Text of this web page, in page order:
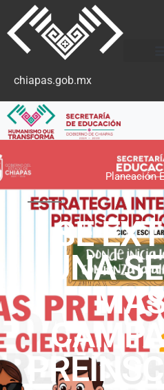
chiapas.gob.mx
Planeación
SE
UNA